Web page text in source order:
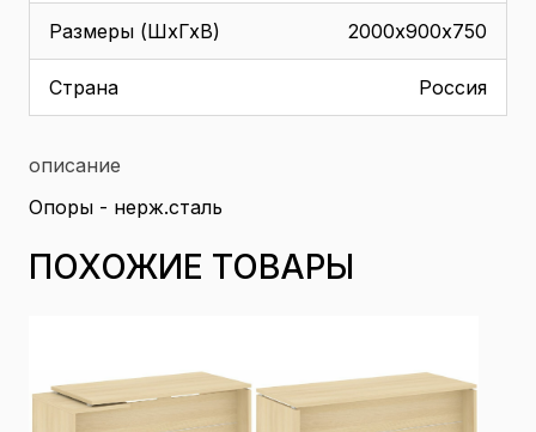
Размеры (ШхГхВ) 2000х900х750
Страна Россия
описание
Опоры - нерж.сталь
ПОХОЖИЕ ТОВАРЫ